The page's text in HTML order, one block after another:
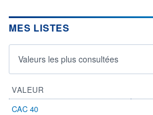
MES LISTES
Valeurs les plus consultées
VALEUR
CAC 40